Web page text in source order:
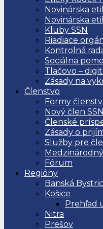
Novinárska
Novinárska
Kluby SSN
Riadiace
Kontrolná
Sociálna
Tlačovo –
Zásady na
Členstvo
Formy
Nový člen SSN
Členské
Zásady o
Služby pre
Fórum
Regióny
Banská
Košice
Prehľad
Nitra
Prešov